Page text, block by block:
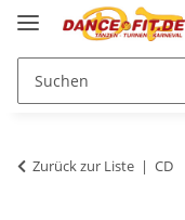
Zurück zur Liste CD